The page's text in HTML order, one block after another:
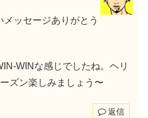
ッセージありがとう
WINな感じでしたね。ヘリ
ズン楽しみましょう〜
返信